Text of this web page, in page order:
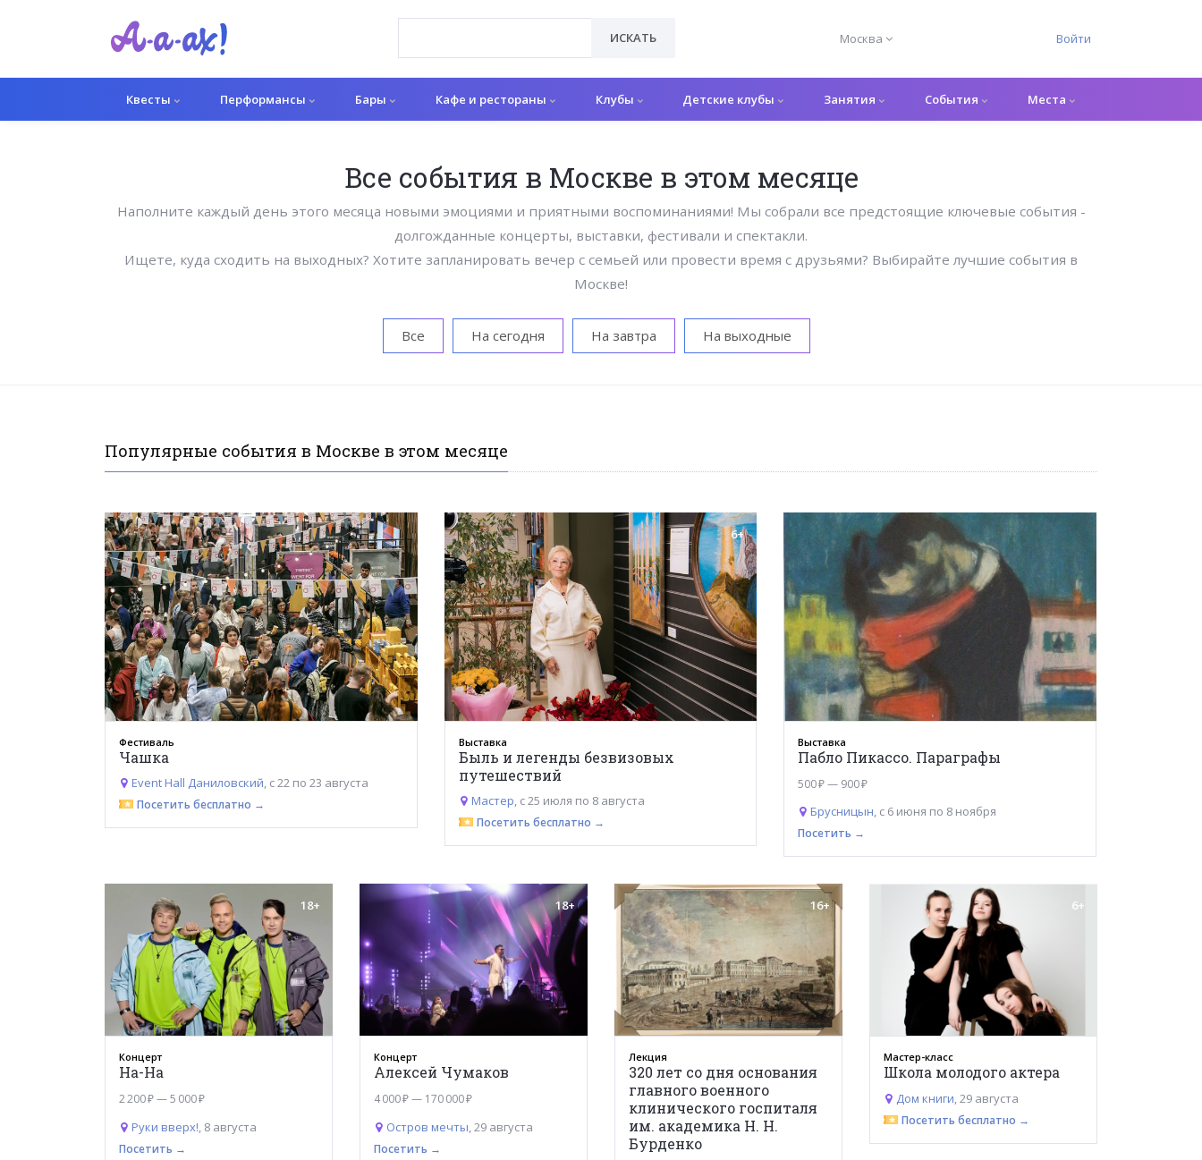
ИСКАТЬ Москва Войти
Квесты Перформансы Бары Кафе и рестораны Клубы Детские клубы Занятия События Места
Все события в Москве в этом месяце
Наполните каждый день этого месяца новыми эмоциями и приятными воспоминаниями! Мы собрали все предстоящие ключевые события -
долгожданные концерты, выставки, фестивали и спектакли.
Ищете, куда сходить на выходных? Хотите запланировать вечер с семьей или провести время с друзьями? Выбирайте лучшие события в
Москве!
Все На сегодня На завтра На выходные
Популярные события в Москве в этом месяце
Фестиваль
Чашка
Event Hall Даниловский, с 22 по 23 августа
Посетить бесплатно →
6+
Выставка
Быль и легенды безвизовых
путешествий
Мастер, с 25 июля по 8 августа
Посетить бесплатно →
Выставка
Пабло Пикассо. Параграфы
500 ₽ — 900 ₽
Брусницын, с 6 июня по 8 ноября
Посетить →
18+
Концерт
На-На
2 200 ₽ — 5 000 ₽
Руки вверх! , 8 августа
Посетить →
18+
Концерт
Алексей Чумаков
4 000 ₽ — 170 000 ₽
Остров мечты , 29 августа
Посетить →
16+
Лекция
320 лет со дня основания
главного военного
клинического госпиталя
им. академика Н. Н.
Бурденко
6+
Мастер-класс
Школа молодого актера
Дом книги , 29 августа
Посетить бесплатно →